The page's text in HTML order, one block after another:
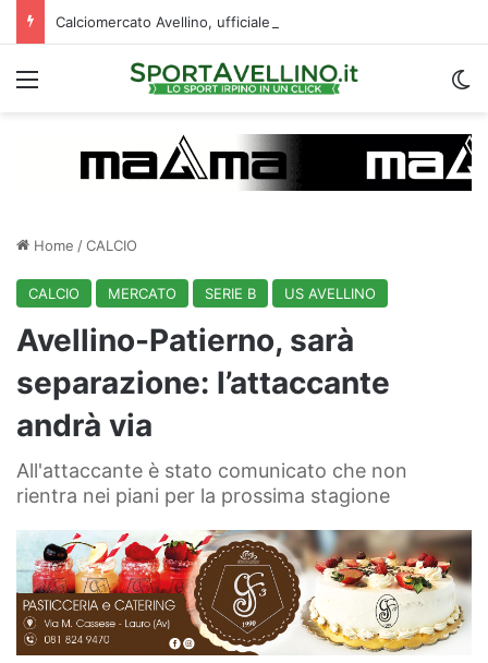
Menu
Home /CALCIO
CALCIO MERCATO SERIE B US AVELLINO
Avellino-Patierno, sarà
separazione: l’attaccante
andrà via
All'attaccante è stato comunicato che non
rientra nei piani per la prossima stagione